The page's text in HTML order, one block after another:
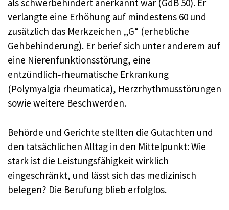
als schwerbehindert anerkannt war (GdB 50). Er
verlangte eine Erhöhung auf mindestens 60 und
zusätzlich das Merkzeichen „G“ (erhebliche
Gehbehinderung). Er berief sich unter anderem auf
eine Nierenfunktionsstörung, eine
entzündlich‑rheumatische Erkrankung
(Polymyalgia rheumatica), Herzrhythmusstörungen
sowie weitere Beschwerden.
Behörde und Gerichte stellten die Gutachten und
den tatsächlichen Alltag in den Mittelpunkt: Wie
stark ist die Leistungsfähigkeit wirklich
eingeschränkt, und lässt sich das medizinisch
belegen? Die Berufung blieb erfolglos.